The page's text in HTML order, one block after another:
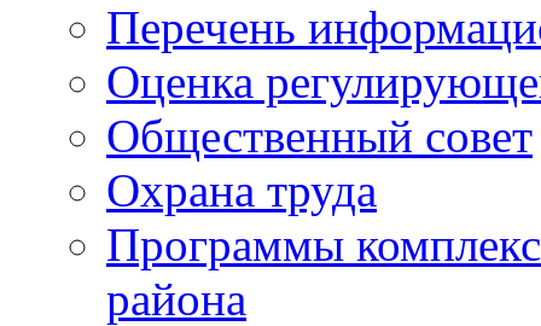
Перечень
Оценка
Общественный совет
Охрана труда
Программы
района